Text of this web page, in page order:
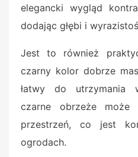
elegancki wygląd
dodając głębi i
Jest to również
czarny kolor dobrze
łatwy do utrzymania
czarne obrzeże może
przestrzeń, co jest
ogrodach.